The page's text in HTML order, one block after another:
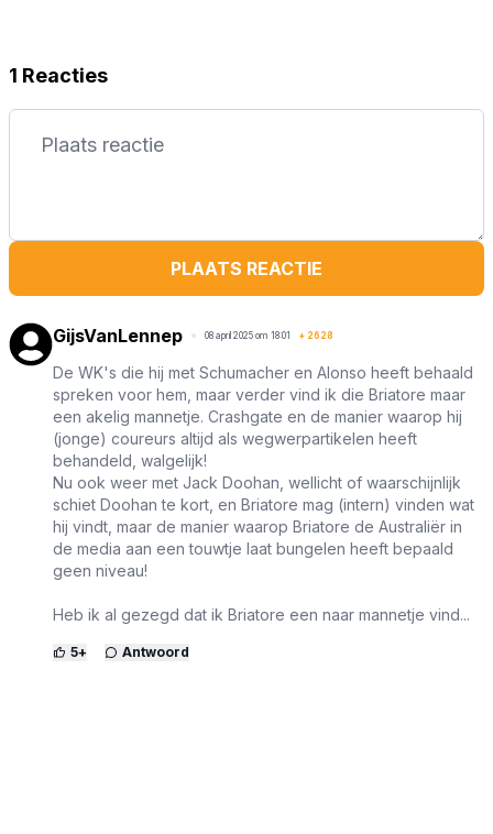
1 Reacties
PLAATS REACTIE
GijsVanLennep 08 april 2025 om 18:01 + 2628
De WK's die hij met Schumacher en Alonso heeft behaald
spreken voor hem, maar verder vind ik die Briatore maar
een akelig mannetje. Crashgate en de manier waarop hij
(jonge) coureurs altijd als wegwerpartikelen heeft
behandeld, walgelijk!
Nu ook weer met Jack Doohan, wellicht of waarschijnlijk
schiet Doohan te kort, en Briatore mag (intern) vinden wat
hij vindt, maar de manier waarop Briatore de Australiër in
de media aan een touwtje laat bungelen heeft bepaald
geen niveau!
Heb ik al gezegd dat ik Briatore een naar mannetje vind...
5+ Antwoord